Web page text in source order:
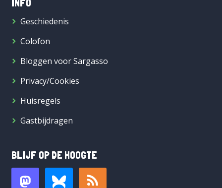
Geschiedenis
Colofon
Bloggen voor Sargasso
Privacy/Cookies
Huisregels
Gastbijdragen
BLIJF OP DE HOOGTE